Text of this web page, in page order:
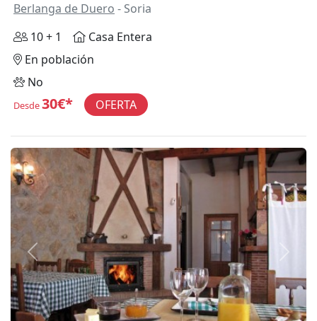
Berlanga de Duero - Soria
10 + 1
Casa Entera
En población
No
Desde30€* OFERTA
Anterior